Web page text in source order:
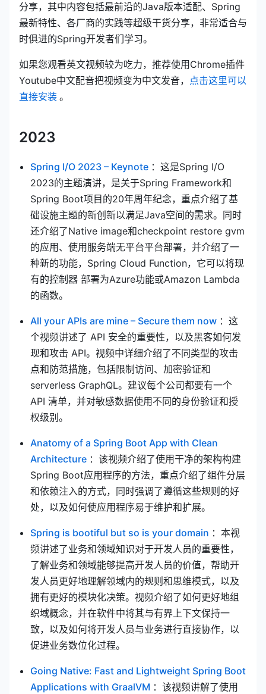
分享，其中内容包括最前沿的Java版本适配、Spring
最新特性、各厂商的实践等超级干货分享，非常适合与
时俱进的Spring开发者们学习。
如果您观看英文视频较为吃力，推荐使用Chrome插件
Youtube中文配音把视频变为中文发音， 点击这里可以
直接安装 (opens new window)
。
2023
Spring I/O 2023 – Keynote (opens new window)
：这是Spring I/O
2023的主题演讲，是关于Spring Framework和
Spring Boot项目的20年周年纪念，重点介绍了基
础设施主题的新创新以满足Java空间的需求。同时
还介绍了Native image和checkpoint restore gvm
的应用、使用服务端无平台平台部署，并介绍了一
种新的功能，Spring Cloud Function，它可以将现
有的控制器 部署为Azure功能或Amazon Lambda
的函数。
All your APIs are mine – Secure them now (opens
：这
个视频讲述了 API 安全的重要性，以及黑客如何发
现和攻击 API。视频中详细介绍了不同类型的攻击
点和防范措施，包括限制访问、加密验证和
serverless GraphQL。建议每个公司都要有一个
API 清单，并对敏感数据使用不同的身份验证和授
权级别。
Anatomy of a Spring Boot App with Clean
Architecture (opens new window)
：该视频介绍了使用干净的架构构建
Spring Boot应用程序的方法，重点介绍了组件分层
和依赖注入的方式，同时强调了遵循这些规则的好
处，以及如何使应用程序易于维护和扩展。
Spring is bootiful but so is your domain (opens
：本视
频讲述了业务和领域知识对于开发人员的重要性，
了解业务和领域能够提高开发人员的价值，帮助开
发人员更好地理解领域内的规则和思维模式，以及
拥有更好的模块化决策。视频介绍了如何更好地组
织域概念，并在软件中将其与有界上下文保持一
致，以及如何将开发人员与业务进行直接协作，以
促进业务数位化过程。
Going Native: Fast and Lightweight Spring Boot
Applications with GraalVM (opens new window)
：该视频讲解了使用